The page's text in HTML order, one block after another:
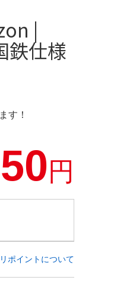
|
鉄仕様
す！
円
ポイントについて